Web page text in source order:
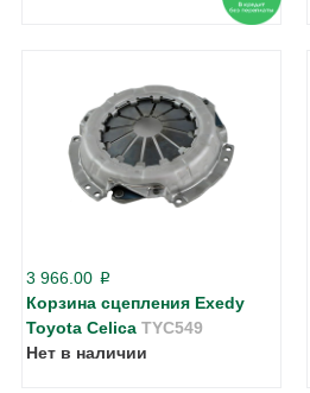
3 966.00 p
Корзина сцепления Exedy
Toyota Celica TYC549
Нет в наличии